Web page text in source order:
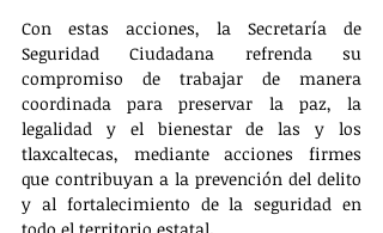
Con estas acciones, la Secretaría de
Seguridad Ciudadana refrenda su
compromiso de trabajar de manera
coordinada para preservar la paz, la
legalidad y el bienestar de las y los
tlaxcaltecas, mediante acciones firmes
que contribuyan a la prevención del delito
y al fortalecimiento de la seguridad en